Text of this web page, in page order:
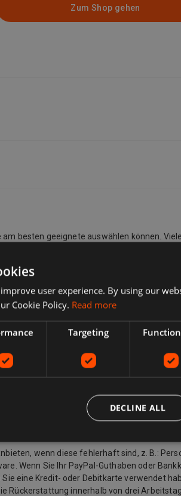
Zum Shop gehen
besten geeignete auswählen können.
Während der Kaufabwicklung wird
lokale Abholung vom Verkäufer.
zurückgeben möchten, warum Sie ihn
übereinstimmt, können Sie ihn
keinen Artikel mehr möchten, können
und einen Artikel zurückgeben
eine Rücksendeadresse und zusätzliche
beispielsweise nicht mit der
Kauf eines Artikels innerhalb von 14
(falls separat geliefert). Dies gilt für alle
andere Artikel wie Video, DVD, Audio,
wenn diese fehlerhaft sind, z. B.:
Wenn Sie Ihr PayPal-Guthaben oder
eine Kredit- oder Debitkarte verwendet
innerhalb von drei
user experience. By using our
Cookie Policy. Read more
Targeting
DECLINE ALL